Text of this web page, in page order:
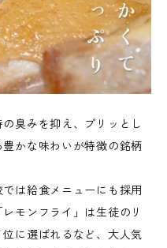
臭みを抑え、プリッとし
かな味わいが特徴の銘柄
は給食メニューにも採用
モンフライ」は生徒のリ
に選ばれるなど、大人気